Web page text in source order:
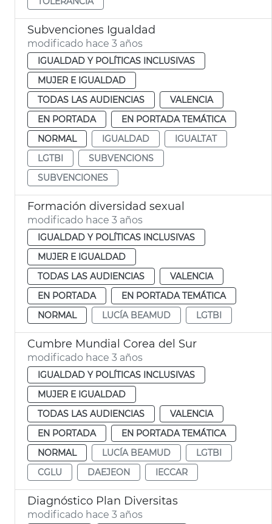
Subvenciones Igualdad
modificado hace 3 años
IGUALDAD Y POLÍTICAS INCLUSIVAS
MUJER E IGUALDAD
TODAS LAS AUDIENCIAS
VALENCIA
EN PORTADA
EN PORTADA TEMÁTICA
NORMAL
IGUALDAD
IGUALTAT
LGTBI
SUBVENCIONS
SUBVENCIONES
Formación diversidad sexual
modificado hace 3 años
IGUALDAD Y POLÍTICAS INCLUSIVAS
MUJER E IGUALDAD
TODAS LAS AUDIENCIAS
VALENCIA
EN PORTADA
EN PORTADA TEMÁTICA
NORMAL
LUCÍA BEAMUD LGTBI
Cumbre Mundial Corea del Sur
modificado hace 3 años
IGUALDAD Y POLÍTICAS INCLUSIVAS
MUJER E IGUALDAD
TODAS LAS AUDIENCIAS
VALENCIA
EN PORTADA
EN PORTADA TEMÁTICA
NORMAL
LUCÍA BEAMUD
LGTBI
CGLU
DAEJEON IECCAR
Diagnóstico Plan Diversitas
modificado hace 3 años